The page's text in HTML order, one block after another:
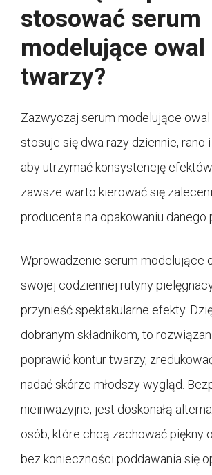
stosować serum
modelujące owal
twarzy?
Zazwyczaj serum modelujące
stosuje się dwa razy dziennie, rano
aby utrzymać konsystencję
zawsze warto kierować się
producenta na opakowaniu danego
Wprowadzenie serum modelujące
swojej codziennej rutyny
przynieść spektakularne efekty.
dobranym składnikom, to
poprawić kontur twarzy,
nadać skórze młodszy wygląd.
nieinwazyjne, jest doskonałą
osób, które chcą zachować piękny
bez konieczności poddawania się